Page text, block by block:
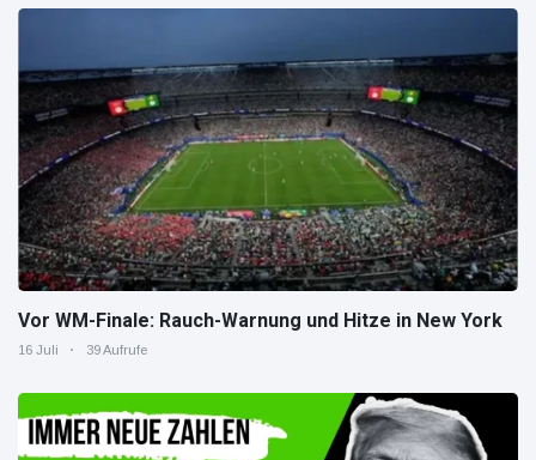
Vor WM-Finale: Rauch-Warnung und Hitze in New York
16 Juli 39 Aufrufe